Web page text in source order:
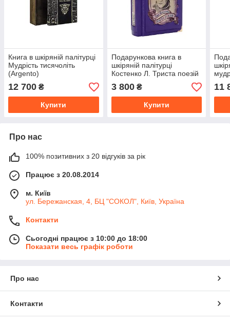
Книга в шкіряній палітурці
Мудрість тисячоліть
(Argento)
12 700 ₴
Купити
Подарункова книга в
шкіряній палітурці
Костенко Л. Триста поезій
Формат 120x168мм
3 800₴
Купити
11
Про нас
100% позитивних з 20 відгуків за рік
Працює з 20.08.2014
м. Київ
ул. Бережанская, 4, БЦ "СОКОЛ", Київ, Україна
Контакти
Сьогодні працює з 10:00 до 18:00
Показати весь графік роботи
Про нас
Контакти